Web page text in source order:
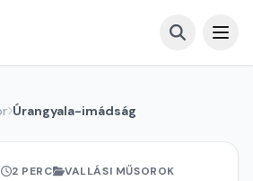
Úrangyala-imádság
2 PERC VALLÁSI MŰSOROK